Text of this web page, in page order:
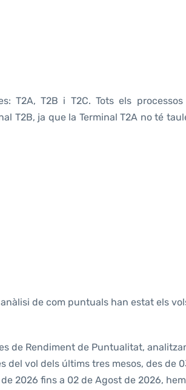
T2A, T2B i T2C. Tots els
T2B, ja que la Terminal T2A no té
de com puntuals han estat els
de Rendiment de Puntualitat,
del vol dels últims tres mesos, des de
2026 fins a 02 de Agost de 2026, hem